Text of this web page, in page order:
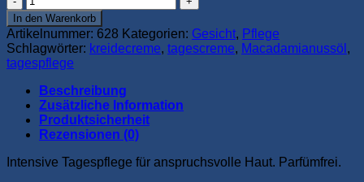
Naturkosmetik
Tagescreme
RICH
SENSITIVE
(250
ml
-
Kunststoff-
Tiegel)
Menge
In den Warenkorb
Artikelnummer: 628 Kategorien: Gesicht, Pflege
Schlagwörter: kreidecreme, tagescreme, Macadamianussöl ,
tagespflege
Beschreibung
Zusätzliche Information
Produktsicherheit
Rezensionen (0)
Intensive Tagespflege für anspruchsvolle Haut. Parfümfrei.